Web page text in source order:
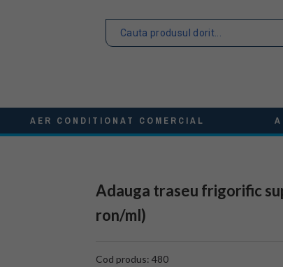
AER CONDITIONAT COMERCIAL
Adauga traseu frigorific
ron/ml)
Cod produs: 480